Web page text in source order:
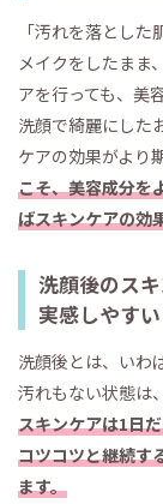
「汚れを落とし
メイクをしたまま
アを行っても、美
洗顔で綺麗にした
ケアの効果がより
こそ、美容成分を
ばスキンケアの効
洗顔後のス
実感しやすい
洗顔後とは、いわ
汚れもない状態は
スキンケアは1日
コツコツと継続す
ます。